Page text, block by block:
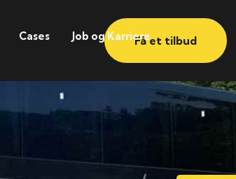
Cases Job og KarriereFå et tilbud